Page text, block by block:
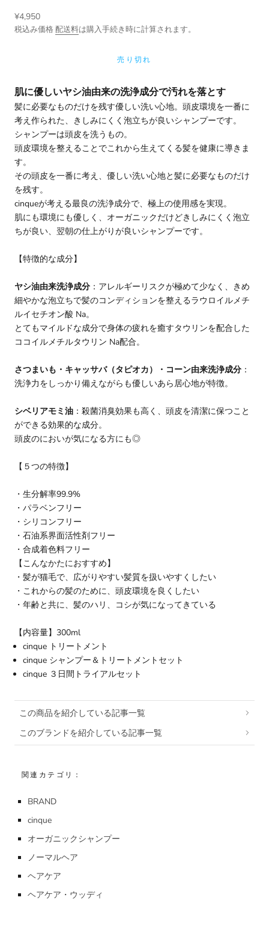
セール価格
¥4,950
税込み価格配送料は購入手続き時に計算されます。
売り切れ
肌に優しいヤシ油由来の洗浄成分で汚れを落とす
髪に必要なものだけを残す優しい洗い心地。頭皮環境を一番に
考え作られた、きしみにくく泡立ちが良いシャンプーです。
シャンプーは頭皮を洗うもの。
頭皮環境を整えることでこれから生えてくる髪を健康に導きま
す。
その頭皮を一番に考え、優しい洗い心地と髪に必要なものだけ
を残す。
cinqueが考える最良の洗浄成分で、極上の使用感を実現。
肌にも環境にも優しく、オーガニックだけどきしみにくく泡立
ちが良い、翌朝の仕上がりが良いシャンプーです。
【特徴的な成分】
ヤシ油由来洗浄成分 ：アレルギーリスクが極めて少なく、きめ
細やかな泡立ちで髪のコンディションを整えるラウロイルメチ
ルイセチオン酸 Na。
とてもマイルドな成分で身体の疲れを癒すタウリンを配合した
ココイルメチルタウリン Na配合。
さつまいも・キャッサバ（タピオカ）・コーン由来洗浄成分 ：
洗浄力をしっかり備えながらも優しいあら居心地が特徴。
シベリアモミ油 ：殺菌消臭効果も高く、頭皮を清潔に保つこと
ができる効果的な成分。
頭皮のにおいが気になる方にも◎
【５つの特徴】
・ 生分解率99.9%
・パラベンフリー
・シリコンフリー
・石油系界面活性剤フリー
・合成着色料フリー
【こんなかたにおすすめ】
・髪が猫毛で、広がりやすい髪質を扱いやすくしたい
・これからの髪のために、頭皮環境を良くしたい
・年齢と共に、髪のハリ、コシが気になってきている
【内容量】300ml
cinque トリートメント
cinque シャンプー＆トリートメントセット
cinque ３日間トライアルセット
この商品を紹介している記事一覧
このブランドを紹介している記事一覧
関連カテゴリ：
BRAND
cinque
オーガニックシャンプー
ノーマルヘア
ヘアケア
ヘアケア・ウッディ